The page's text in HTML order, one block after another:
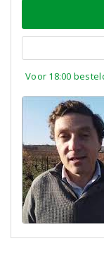
Voor 18:00